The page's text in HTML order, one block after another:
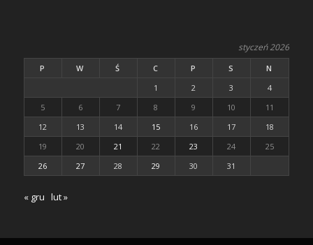
styczeń 2026
P W Ś C P S
N
1
2 3
4
5
6 7 8 9 10
11
12
13 14 15 16 17
18
19
20 21 22 23 24
25
26
27 28 29 30 31
« gru lut »